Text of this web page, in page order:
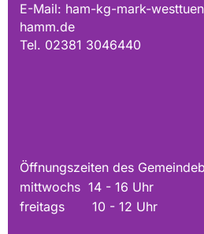
E-Mail: ham-kg-mark-
hamm.de
Tel. 02381 3046440
Öffnungszeiten des
mittwochs 14 - 16 Uhr
freitags 10 - 12 Uhr